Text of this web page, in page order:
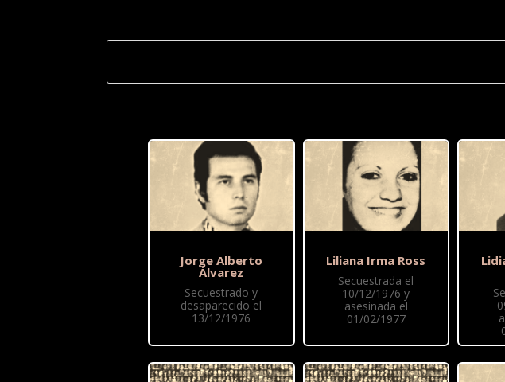
Jorge Alberto
Álvarez
Secuestrado y
desaparecido el
13/12/1976
Liliana Irma Ross
Secuestrada el
10/12/1976 y
asesinada el
01/02/1977